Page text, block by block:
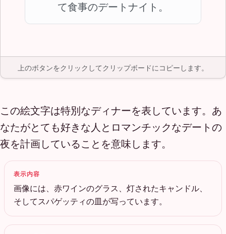
て食事のデートナイト。
上のボタンをクリックしてクリップボードにコピーします。
この絵文字は特別なディナーを表しています。あ
なたがとても好きな人とロマンチックなデートの
夜を計画していることを意味します。
表示内容
画像には、赤ワインのグラス、灯されたキャンドル、
そしてスパゲッティの皿が写っています。